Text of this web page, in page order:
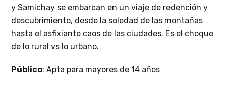
y Samichay se embarcan en un viaje de redención y
descubrimiento, desde la soledad de las montañas
hasta el asfixiante caos de las ciudades. Es el choque
de lo rural vs lo urbano.
Público: Apta para mayores de 14 años